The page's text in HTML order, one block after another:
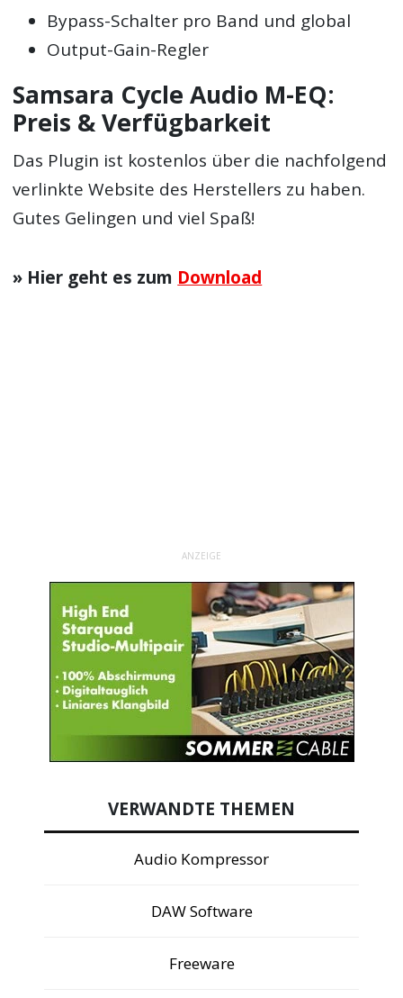
Bypass-Schalter pro Band und global
Output-Gain-Regler
Samsara Cycle Audio M-EQ:
Preis & Verfügbarkeit
Das Plugin ist kostenlos über die nachfolgend
verlinkte Website des Herstellers zu haben.
Gutes Gelingen und viel Spaß!
» Hier geht es zum Download
ANZEIGE
VERWANDTE THEMEN
Audio Kompressor
DAW Software
Freeware